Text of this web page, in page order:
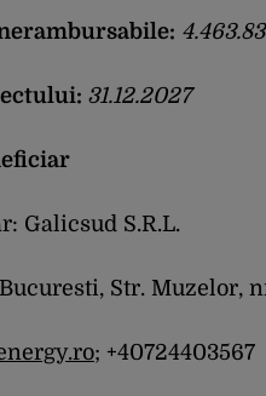
31.12.2027
Galicsud S.R.L.
Str. Muzelor,
; +40724403567